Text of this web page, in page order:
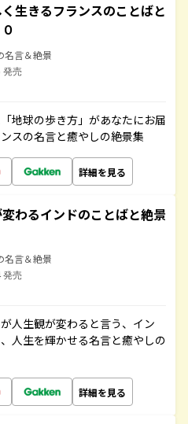
生きるフランスのことばと
名言＆絶景
発売
地球の歩き方」があなたにお届
スの名言と癒やしの絶景集
詳細を見る
わるインドのことばと絶景
名言＆絶景
発売
人生観が変わると言う、イン
人生を輝かせる名言と癒やしの
詳細を見る